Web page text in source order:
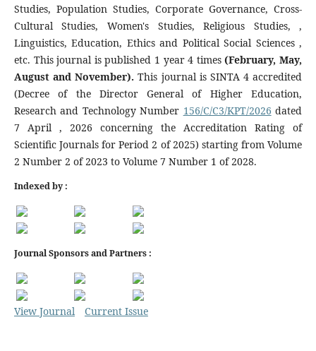
Studies, Population Studies, Corporate Governance, Cross-
Cultural Studies, Women's Studies, Religious Studies, ,
Linguistics, Education, Ethics and Political Social Sciences ,
etc. This journal is published 1 year 4 times(February, May,
August and November).This journal is SINTA 4 accredited
(Decree of the Director General of Higher Education,
Research and Technology Number 156/C/C3/KPT/2026 dated
7 April , 2026 concerning the Accreditation Rating of
Scientific Journals for Period 2 of 2025) starting from Volume
2 Number 2 of 2023 to Volume 7 Number 1 of 2028.
Indexed by :
Journal Sponsors and Partners :
View Journal Current Issue